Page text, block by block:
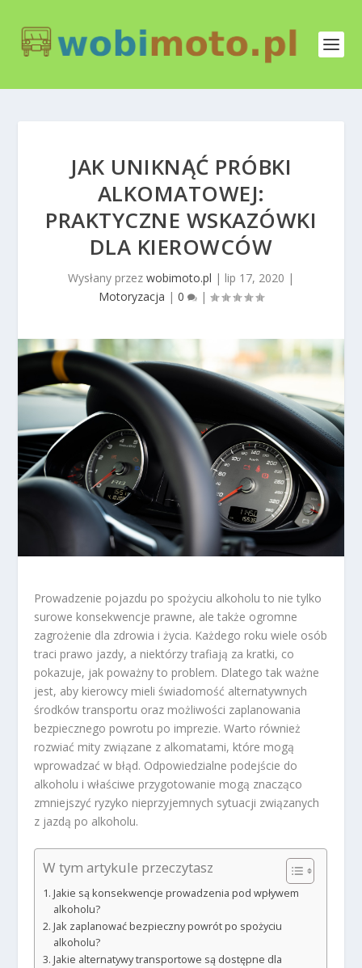
JAK UNIKNĄĆ PRÓBKI
ALKOMATOWEJ:
PRAKTYCZNE WSKAZÓWKI
DLA KIEROWCÓW
Wysłany przez wobimoto.pl | lip 17, 2020 |
Motoryzacja | 0 |
Prowadzenie pojazdu po spożyciu alkoholu to nie tylko
surowe konsekwencje prawne, ale także ogromne
zagrożenie dla zdrowia i życia. Każdego roku wiele osób
traci prawo jazdy, a niektórzy trafiają za kratki, co
pokazuje, jak poważny to problem. Dlatego tak ważne
jest, aby kierowcy mieli świadomość alternatywnych
środków transportu oraz możliwości zaplanowania
bezpiecznego powrotu po imprezie. Warto również
rozwiać mity związane z alkomatami, które mogą
wprowadzać w błąd. Odpowiedzialne podejście do
alkoholu i właściwe przygotowanie mogą znacząco
zmniejszyć ryzyko nieprzyjemnych sytuacji związanych
z jazdą po alkoholu.
W tym artykule przeczytasz
Jakie są konsekwencje prowadzenia pod wpływem
alkoholu?
Jak zaplanować bezpieczny powrót po spożyciu
alkoholu?
Jakie alternatywy transportowe są dostępne dla